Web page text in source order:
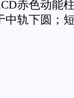
赤色动能柱
轨下圆；